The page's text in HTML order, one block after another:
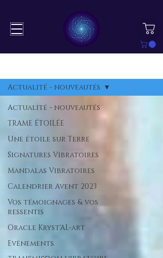
Actualité - nouveautés
TRAME ÉTOILÉE
Une étoile sur Terre
Signatures Vibratoires
Mandalas Vibratoires
Calendrier Avent 2023
Vos témoignages & vos
ressentis
Oracle Kryst'AL-art
Evènements
Actualité - nouveautés